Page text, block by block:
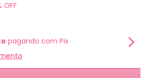
OFF
pagando com Pix